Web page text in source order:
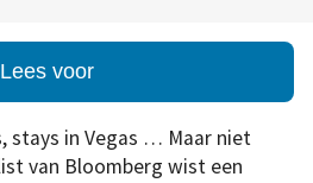
Lees voor
stays in Vegas … Maar niet
van Bloomberg wist een